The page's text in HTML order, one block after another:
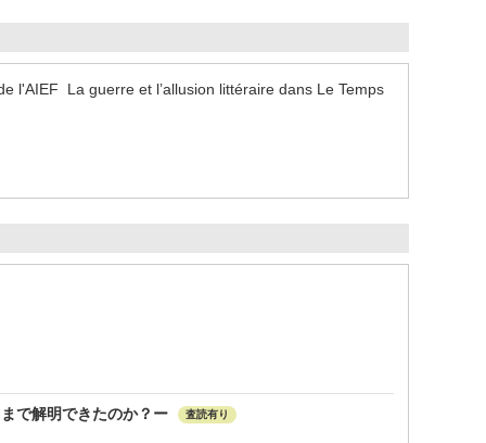
l'AIEF La guerre et l’allusion littéraire dans Le Temps
で解明できたのか？ー 査読有り